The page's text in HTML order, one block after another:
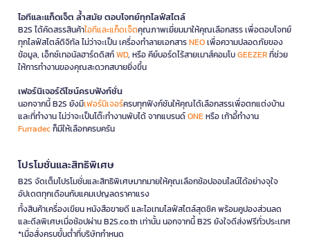
ไอทีและแก็ดเจ็ต ล้ำสมัย ตอบโจทย์ทุกไลฟ์สไตล์
B2S ได้คัดสรรสินค้าไอทีและแก็ดเจ็ตคุณภาพเยี่ยมมาให้คุณเลือกสรร เพื่อตอบโจทย์
ทุกไลฟ์สไตล์ดิจิทัล ไม่ว่าจะเป็น เครื่องทำลายเอกสารNEOเพื่อความปลอดภัยของ
ข้อมูล, เอ็กซ์เทอนัลฮาร์ดดิสก์WD, หรือ คีย์บอร์ดไร้สายเมาส์คอมโบGEEZERที่ช่วย
ให้การทำงานของคุณสะดวกสบายยิ่งขึ้น
เฟอร์นิเจอร์ดีไซน์ครบฟังก์ชั่น
นอกจากนี้ B2S ยังมีเฟอร์นิเจอร์ครบทุกฟังก์ชันให้คุณได้เลือกสรรเพื่อตกแต่งบ้าน
และที่ทำงาน ไม่ว่าจะเป็นโต๊ะทำงานพับได้ จากแบรนด์ONEหรือ เก้าอี้ทำงาน
Furradecก็มีให้เลือกครบครัน
โปรโมชั่นและสิทธิพิเศษ
B2S จัดเต็มโปรโมชั่นและสิทธิพิเศษมากมายให้คุณเลือกช้อปออนไลน์ได้อย่างจุใจ
อัปเดตทุกเดือนกับแคมเปญลดราคาแรง
ทั้งสินค้าเครื่องเขียน หนังสือขายดี และไอเทมไลฟ์สไตล์สุดชิค พร้อมคูปองส่วนลด
และดีลพิเศษเมื่อช้อปผ่าน B2S.co.th เท่านั้น นอกจากนี้ B2S ยังใจดีส่งฟรีทั่วประเทศ
*เมื่อสั่งครบขั้นต่ำที่บริษัทกำหนด